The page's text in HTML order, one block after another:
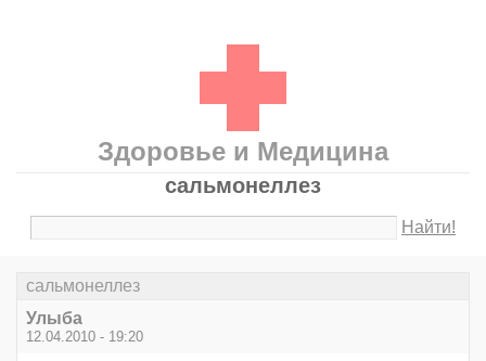
Здоровье и Медицина
сальмонеллез
Найти!
сальмонеллез
Улыба
12.04.2010 - 19:20